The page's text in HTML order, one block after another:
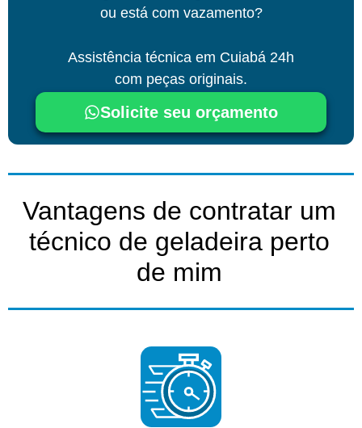
ou está com vazamento?
Assistência técnica em Cuiabá 24h
com peças originais.
Solicite seu orçamento
Vantagens de contratar um
técnico de geladeira perto
de mim